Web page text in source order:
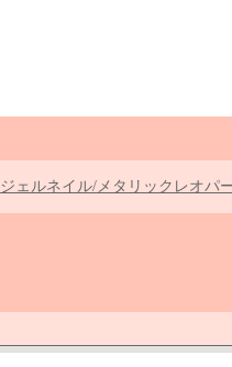
ジェルネイル/メタリックレオパ